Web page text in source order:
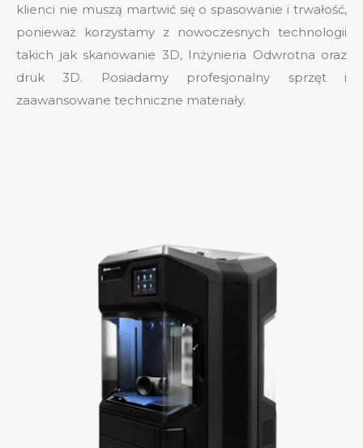
klienci nie muszą martwić się o spasowanie i trwałość,
ponieważ korzystamy z nowoczesnych technologii
takich jak skanowanie 3D, Inżynieria Odwrotna oraz
druk 3D. Posiadamy profesjonalny sprzęt i
zaawansowane techniczne materiały.